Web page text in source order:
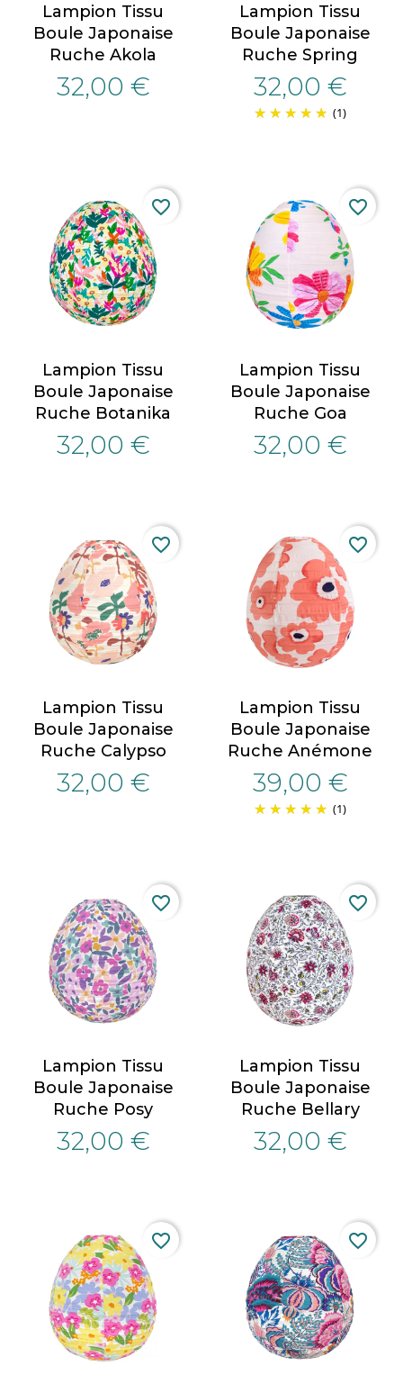
Lampion Tissu
Boule Japonaise
Ruche Akola
32,00 €
Lampion Tissu
Boule Japonaise
Ruche Spring
32,00 €
(1)
Lampion Tissu
Boule Japonaise
Ruche Botanika
32,00 €
favorite_border
Lampion Tissu
Boule Japonaise
Ruche Goa
32,00 €
favorite_border
Lampion Tissu
Boule Japonaise
Ruche Calypso
32,00 €
favorite_border
Lampion Tissu
Boule Japonaise
Ruche Anémone
39,00 €
(1)
favorite_border
Lampion Tissu
Boule Japonaise
Ruche Posy
32,00 €
favorite_border
Lampion Tissu
Boule Japonaise
Ruche Bellary
32,00 €
favorite_border
favorite_border favorite_border